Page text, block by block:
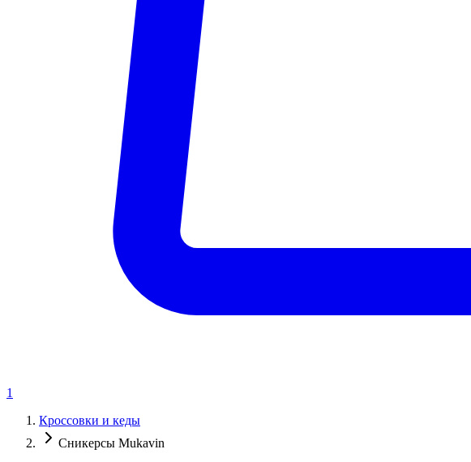
1
Кроссовки и кеды
Сникерсы Mukavin